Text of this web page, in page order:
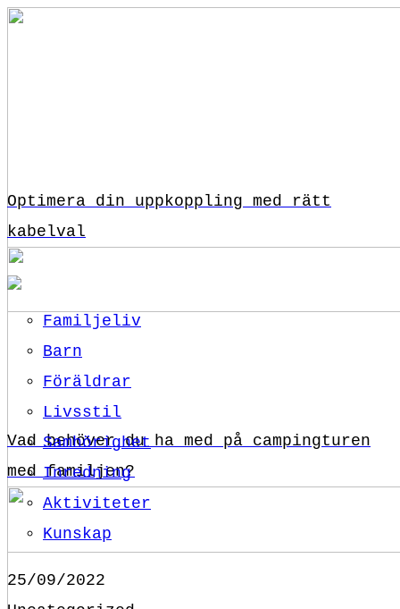
Optimera din uppkoppling med rätt
kabelval
Vad behöver du ha med på campingturen
med familjen?
Familjeliv
Barn
Föräldrar
Livsstil
Samhörighet
Inredning
Aktiviteter
Kunskap
25/09/2022